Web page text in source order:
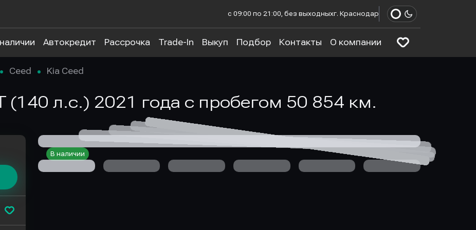
с 09:00 по 21:00, без выходныхг. Краснодар
Автокредит Рассрочка Trade-In Выкуп Подбор Контакты О компании
Ceed Kia Ceed
(140 л.с.) 2021 года с пробегом 50 854 км.
В наличии